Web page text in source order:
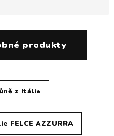
produkty
z Itálie
FELCE AZZURRA